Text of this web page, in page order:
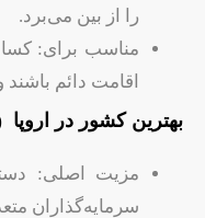
را از بین می‌برد.
مناسب برای:
اقامت دائم باشند
بهترین کشور در اروپا
مزیت اصلی:
سرمایه‌گذاران